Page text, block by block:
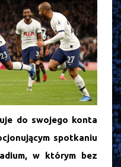
do swojego konta
spotkaniu
w którym bez